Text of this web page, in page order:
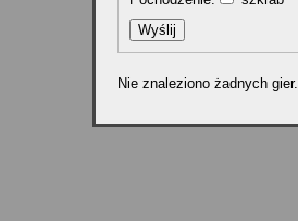
Nie znaleziono żadnych gier.